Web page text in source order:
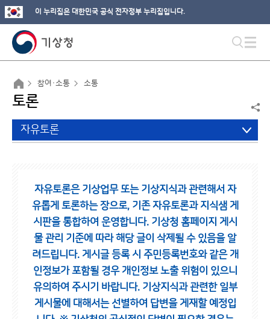
이 누리집은 대한민국 공식 전자정부 누리집입니다.
참여·소통 소통
토론
자유토론
자유토론은 기상업무 또는 기상지식과 관련해서 자
유롭게 토론하는 장으로, 기존 자유토론과 지식샘 게
시판을 통합하여 운영합니다. 기상청 홈페이지 게시
물 관리 기준에 따라 해당 글이 삭제될 수 있음을 알
려드립니다. 게시글 등록 시 주민등록번호와 같은 개
인정보가 포함될 경우 개인정보 노출 위험이 있으니
유의하여 주시기 바랍니다. 기상지식과 관련한 일부
게시물에 대해서는 선별하여 답변을 게재할 예정입